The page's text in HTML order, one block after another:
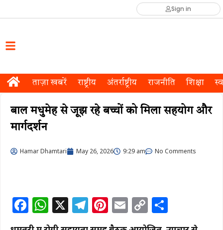
Sign in
ताज़ा खबरें राष्ट्रीय अंतर्राष्ट्रीय राजनीति शिक्षा
बाल मधुमेह से जूझ रहे बच्चों को मिला सहयोग और
मार्गदर्शन
Hamar Dhamtari May 26, 2026 9:29 am No Comments
F
a
W
h
X T Pi
n
E
m
C
o